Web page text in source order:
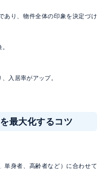
あり、物件全体の印象を決定づけ
入居率がアップ。
最大化するコツ
単身者、高齢者など）に合わせて